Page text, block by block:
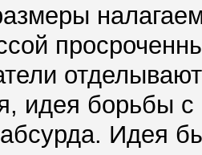
идея борьбы
Идея